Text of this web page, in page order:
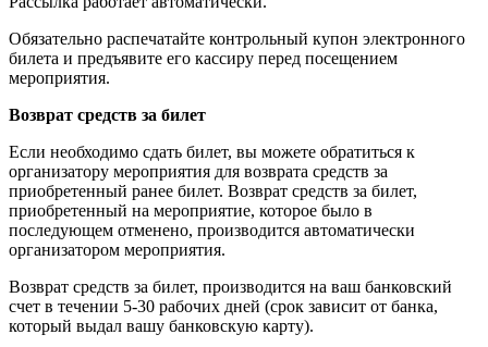
Обязательно распечатайте контрольный купон электронного
билета и предъявите его кассиру перед посещением
мероприятия.
Возврат средств за билет
Если необходимо сдать билет, вы можете обратиться к
организатору мероприятия для возврата средств за
приобретенный ранее билет. Возврат средств за билет,
приобретенный на мероприятие, которое было в
последующем отменено, производится автоматически
организатором мероприятия.
Возврат средств за билет, производится на ваш банковский
счет в течении 5-30 рабочих дней (срок зависит от банка,
который выдал вашу банковскую карту).